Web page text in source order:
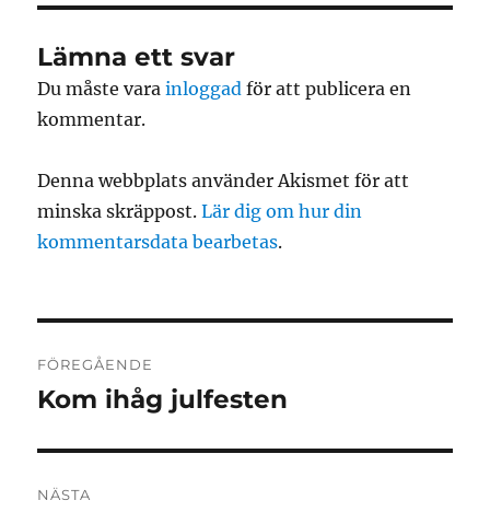
Lämna ett svar
Du måste varainloggad för att publicera en
kommentar.
Denna webbplats använder Akismet för att
minska skräppost.Lär dig om hur din
kommentarsdata bearbetas.
FÖREGÅENDE
Föregående
Kom ihåg julfesten
NÄSTA